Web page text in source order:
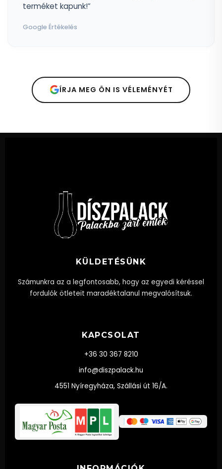
terméket kapunk!”
Google Értékelés
ÍRJA MEG ÖN IS VÉLEMÉNYÉT
KÜLDETÉSÜNK
Számunkra az a legfontosabb, hogy az egyedi kéréssel
fordulók ötleteit maradéktalanul megvalósítsuk.
KAPCSOLAT
+36 30 367 8210
info@diszpalack.hu
4551 Nyíregyháza, Szállási út 16/A.